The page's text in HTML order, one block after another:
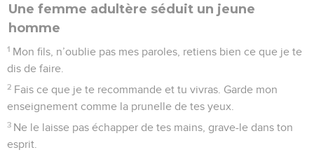
Une femme adultère séduit un jeune
homme
1 Mon fils, n’oublie pas mes paroles, retiens bien ce que je te
dis de faire.
2 Fais ce que je te recommande et tu vivras. Garde mon
enseignement comme la prunelle de tes yeux.
3 Ne le laisse pas échapper de tes mains, grave-le dans ton
esprit.